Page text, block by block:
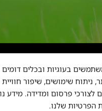
מעל שדות: סדרת
בעוגיות ובכלים
ניתוח שימושים, שיפור חוויית
לצורכי פרסום ומדידה. מידע
הפרטיות שלנו.